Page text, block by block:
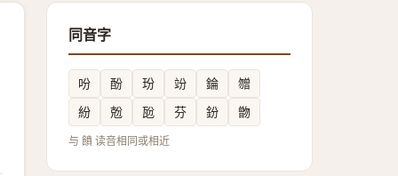
同音字
吩 酚 玢 竕 錀
㬟
紛
兝 瓰 芬 鈖 朆
与 饙 读音相同或相近